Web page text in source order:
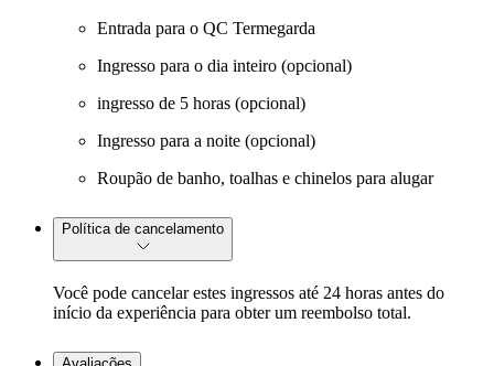
Entrada para o QC Termegarda
Ingresso para o dia inteiro (opcional)
ingresso de 5 horas (opcional)
Ingresso para a noite (opcional)
Roupão de banho, toalhas e chinelos para alugar
Política de cancelamento
Você pode cancelar estes ingressos até 24 horas antes do
início da experiência para obter um reembolso total.